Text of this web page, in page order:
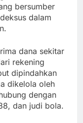
bersumber
dalam
dana sekitar
rekening
dipindahkan
dikelola oleh
dengan
dan judi bola.